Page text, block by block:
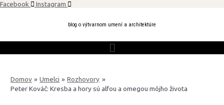
Preskočiť
Facebook Instagram
blog o výtvarnom umení a architektúre
Domov Umelci
Rozhovory
Peter Kováč: Kresba a hory sú alfou a omegou môjho života